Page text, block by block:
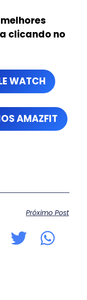
clicando no
WATCH
AMAZFIT
Próximo Post